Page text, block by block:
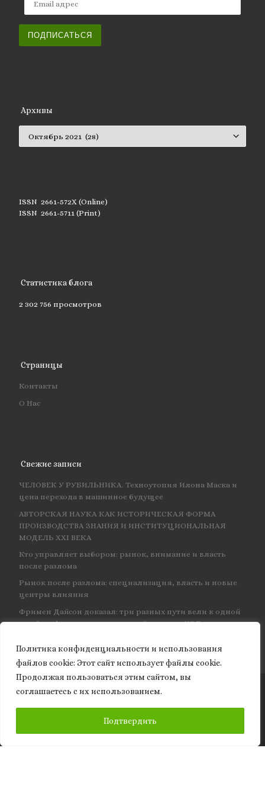
Политика конфиденциальности и использования
файлов сookie: Этот сайт использует файлы cookie.
Продолжая пользоваться этим сайтом, вы
соглашаетесь с их использованием.
Подтвердить
ПОДПИСАТЬСЯ
Архивы
ISSN 2661-572X (Online)
ISSN 2661-5711 (Print)
Статистика блога
2 302 756 просмотров
Страницы
Контакты
О Нас
Свежие записи
ЧЕЛОВЕК У РУБИЛЬНИКА. Техноутопия Илона Маска и
цена перехода в машинное будущее
АВТОРСКАЯ НАУКА КАК ИСТОРИЧЕСКАЯ ФОРМА
ПРОИЗВОДСТВА ЗНАНИЯ И ИНСТИТУЦИОНАЛЬНАЯ
МОДЕЛЬ XXI ВЕКА
Кто управляет выбором: рынок, внимание и власть
после разлома
Рынок после разлома: специализация, власть и новые
центры влияния
Фримен Дайсон доказал: три разных пути вели к одной
и той же физике — и навсегда объединил КЭД
© 2026Granite of science– Все права защищены